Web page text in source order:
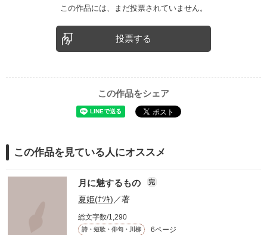
この作品には、まだ投票されていません。
投票する
この作品をシェア
この作品を見ている人にオススメ
月に魅するもの 完
夏姫(ﾅﾂｷ)／著
総文字数/1,290
詩・短歌・俳句・川柳 6ページ